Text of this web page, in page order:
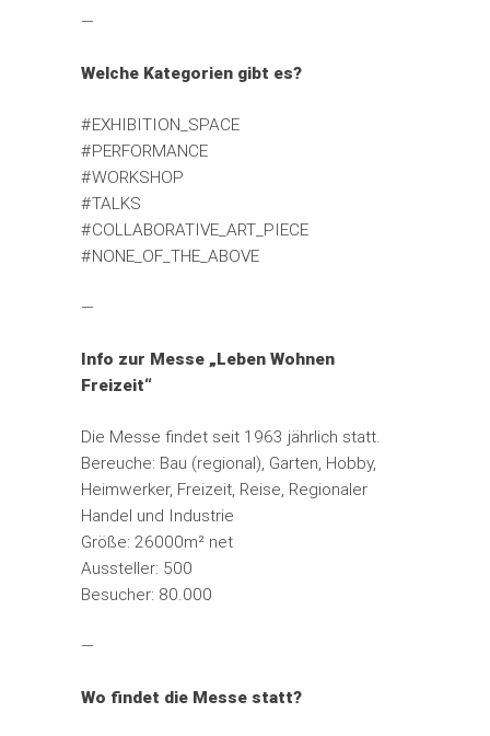
—
Welche Kategorien gibt es?
#EXHIBITION_SPACE
#PERFORMANCE
#WORKSHOP
#TALKS
#COLLABORATIVE_ART_PIECE
#NONE_OF_THE_ABOVE
—
Info zur Messe „Leben Wohnen
Freizeit“
Die Messe findet seit 1963 jährlich statt.
Bereuche: Bau (regional), Garten, Hobby,
Heimwerker, Freizeit, Reise, Regionaler
Handel und Industrie
Größe: 26000m² net
Aussteller: 500
Besucher: 80.000
—
Wo findet die Messe statt?